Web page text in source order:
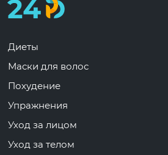
Диеты
Маски для волос
Похудение
Упражнения
Уход за лицом
Уход за телом